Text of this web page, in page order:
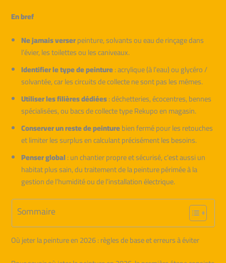
En bref
Ne jamais verserpeinture, solvants ou eau de rinçage dans
l’évier, les toilettes ou les caniveaux.
Identifier le type de peinture: acrylique (à l’eau) ou glycéro /
solvantée, car les circuits de collecte ne sont pas les mêmes.
Utiliser les filières dédiées: déchetteries, écocentres, bennes
spécialisées, ou bacs de collecte type Rekupo en magasin.
Conserver un reste de peinturebien fermé pour les retouches
et limiter les surplus en calculant précisément les besoins.
Penser global: un chantier propre et sécurisé, c’est aussi un
habitat plus sain, du traitement de la peinture périmée à la
gestion de l’humidité ou de l’installation électrique.
Sommaire
Où jeter la peinture en 2026 : règles de base et erreurs à éviter